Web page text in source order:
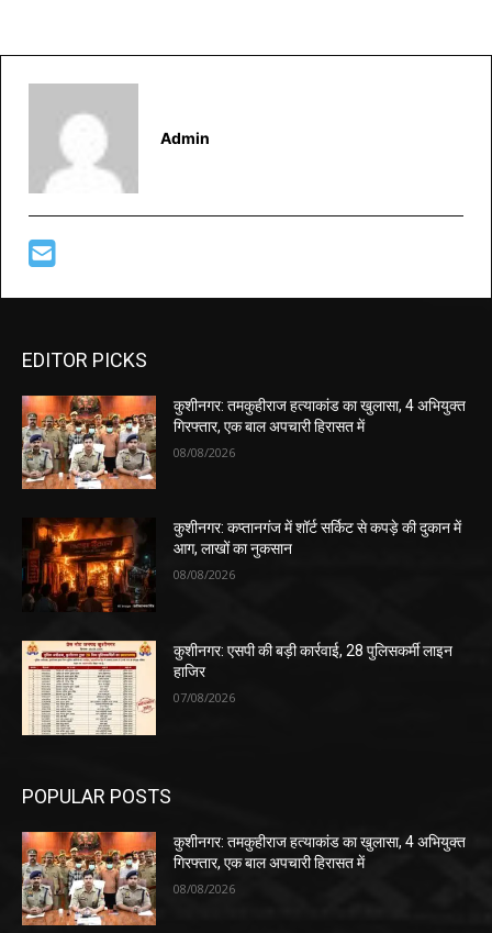
Admin
EDITOR PICKS
कुशीनगर: तमकुहीराज हत्याकांड का खुलासा, 4 अभियुक्त
गिरफ्तार, एक बाल अपचारी हिरासत में
08/08/2026
कुशीनगर: कप्तानगंज में शॉर्ट सर्किट से कपड़े की दुकान में
आग, लाखों का नुकसान
08/08/2026
कुशीनगर: एसपी की बड़ी कार्रवाई, 28 पुलिसकर्मी लाइन
हाजिर
07/08/2026
POPULAR POSTS
कुशीनगर: तमकुहीराज हत्याकांड का खुलासा, 4 अभियुक्त
गिरफ्तार, एक बाल अपचारी हिरासत में
08/08/2026